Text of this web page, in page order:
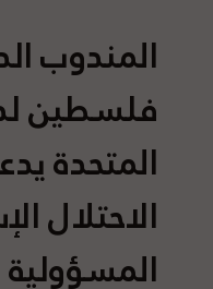
المندوب
فلسطين
المتحدة
الاحتلال